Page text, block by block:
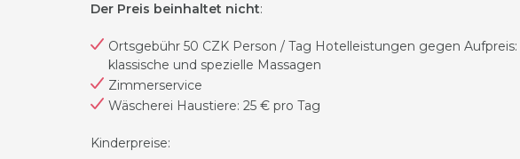
Der Preis beinhaltet nicht:
Ortsgebühr 50 CZK Person / Tag Hotelleistungen gegen Aufpreis:
klassische und spezielle Massagen
Zimmerservice
Wäscherei Haustiere: 25 € pro Tag
Kinderpreise: